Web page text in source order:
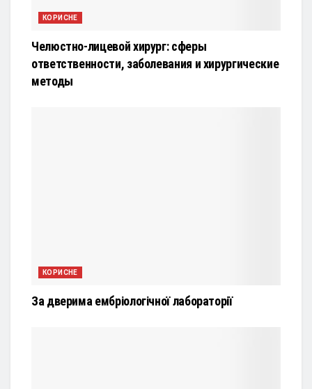
КОРИСНЕ
Челюстно-лицевой хирург: сферы
ответственности, заболевания и хирургические
методы
КОРИСНЕ
За дверима ембріологічної лабораторії